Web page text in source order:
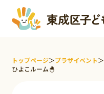
トップページ＞プラザイベント＞
ひよこルーム🐣